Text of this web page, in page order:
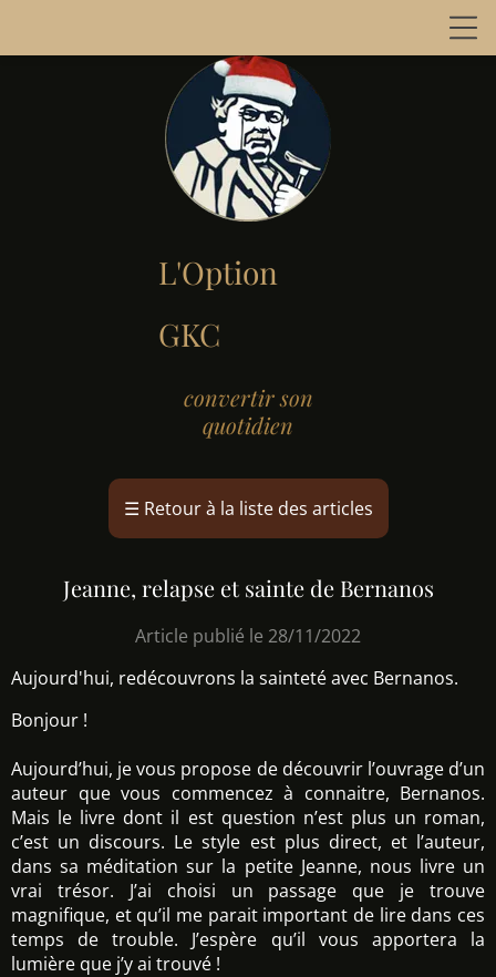
L'Option
GKC
convertir son
quotidien
☰ Retour à la liste des articles
Jeanne, relapse et sainte de Bernanos
Article publié le 28/11/2022
Aujourd'hui, redécouvrons la sainteté avec Bernanos.
Bonjour !
Aujourd’hui, je vous propose de découvrir l’ouvrage d’un
auteur que vous commencez à connaitre, Bernanos.
Mais le livre dont il est question n’est plus un roman,
c’est un discours. Le style est plus direct, et l’auteur,
dans sa méditation sur la petite Jeanne, nous livre un
vrai trésor. J’ai choisi un passage que je trouve
magnifique, et qu’il me parait important de lire dans ces
temps de trouble. J’espère qu’il vous apportera la
lumière que j’y ai trouvé !